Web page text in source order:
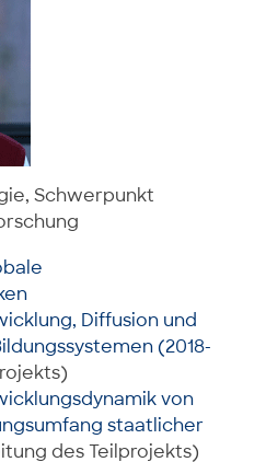
Schwerpunkt
Diffusion und
(2018-
von
staatlicher
des Teilprojekts)